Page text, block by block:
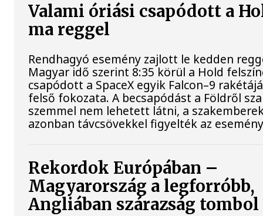
Valami óriási csapódott a
ma reggel
Rendhagyó esemény zajlott le kedden
Magyar idő szerint 8:35 körül a Hold
csapódott a SpaceX egyik Falcon–9
felső fokozata. A becsapódást a Földről
szemmel nem lehetett látni, a
azonban távcsövekkel figyelték az
Rekordok Európában –
Magyarország a legforróbb,
Angliában szárazság tombol